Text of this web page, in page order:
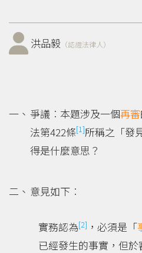
洪品毅 （認證法律人）
爭議︰本題涉及一個再審
法第422條[1]所稱之「發
得是什麼意思？
意見如下︰
實務認為[2] ，必須是「
已經發生的事實，但於